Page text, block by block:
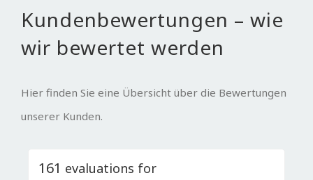
Kundenbewertungen – wie
wir bewertet werden
Hier finden Sie eine Übersicht über die Bewertungen
unserer Kunden.
161 evaluations for